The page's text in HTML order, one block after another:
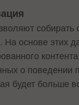
На основе этих
о поведении
будет больше